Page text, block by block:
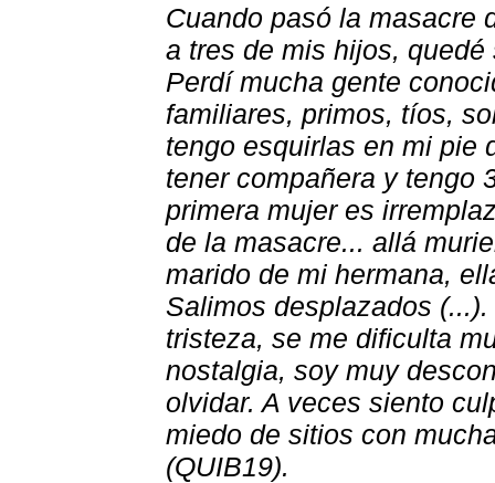
Cuando pasó la masacre
a tres de mis hijos,
Perdí mucha gente
familiares, primos, tíos,
tengo esquirlas en mi pie
tener compañera y tengo
primera mujer es
de la masacre... allá
marido de mi hermana,
Salimos desplazados
tristeza, se me dificulta
nostalgia, soy muy
olvidar. A veces siento
miedo de sitios con
(QUIB19).